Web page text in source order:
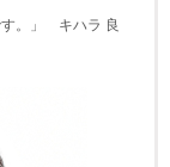
す。」 キハラ 良